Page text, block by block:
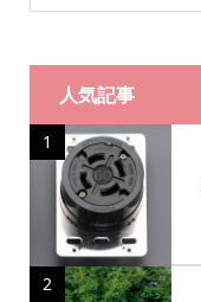
人気記事
1
2